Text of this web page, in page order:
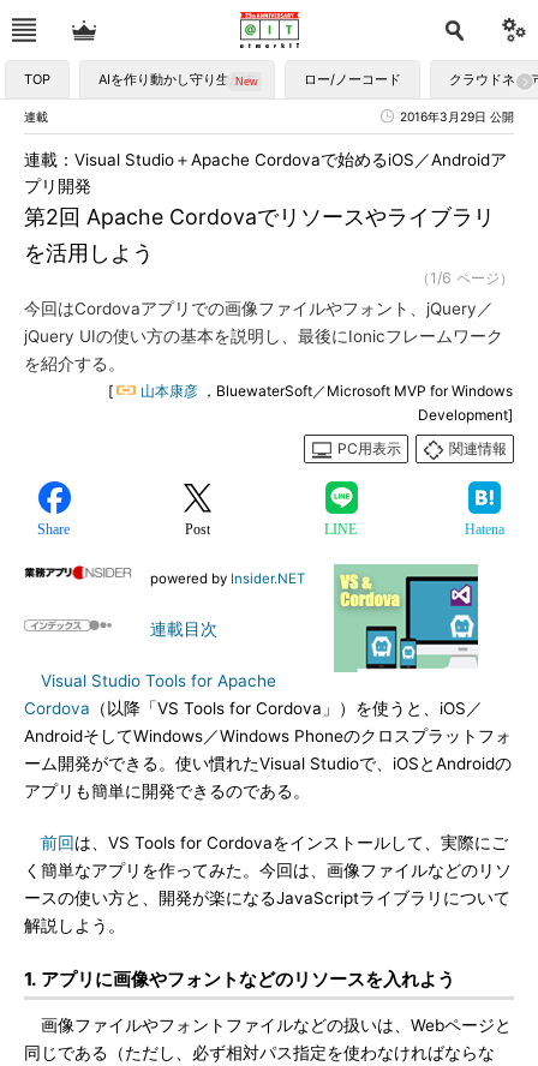
TOP AIを作り動かし守り生かす ロー/ノーコード クラウドネイ
連載 2016年3月29日 公開
第2回 Apache Cordovaでリソースやライブラリ
を活用しよう
連載：Visual Studio＋Apache Cordovaで始めるiOS／Androidア
プリ開発
（1/6 ページ）
今回はCordovaアプリでの画像ファイルやフォント、jQuery／
jQuery UIの使い方の基本を説明し、最後にIonicフレームワーク
を紹介する。
[ 山本康彦 ，BluewaterSoft／Microsoft MVP for Windows
Development]
PC用表示
関連情報
Share Post LINE Hatena
powered by Insider.NET
連載目次
Visual Studio Tools for Apache
Cordova （以降「VS Tools for Cordova」）を使うと、iOS／
AndroidそしてWindows／Windows Phoneのクロスプラットフォ
ーム開発ができる。使い慣れたVisual Studioで、iOSとAndroidの
アプリも簡単に開発できるのである。
前回は、VS Tools for Cordovaをインストールして、実際にご
く簡単なアプリを作ってみた。今回は、画像ファイルなどのリソ
ースの使い方と、開発が楽になるJavaScriptライブラリについて
解説しよう。
1. アプリに画像やフォントなどのリソースを入れよう
画像ファイルやフォントファイルなどの扱いは、Webページと
同じである（ただし、必ず相対パス指定を使わなければならな